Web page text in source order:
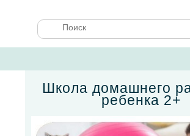
Школа домашнего
ребенка 2+